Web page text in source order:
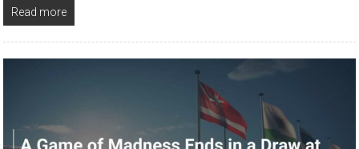
Read more